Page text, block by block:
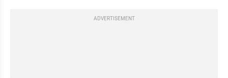
ADVERTISEMENT